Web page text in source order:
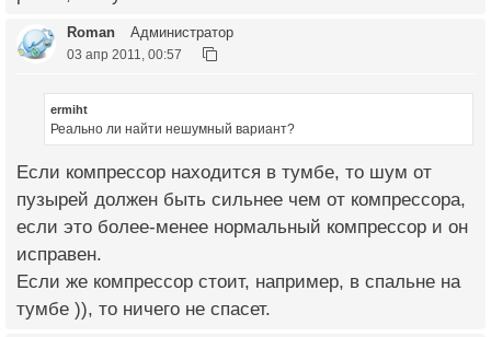
Roman Администратор
03 апр 2011, 00:57
ermiht
Реально ли найти нешумный вариант?
Если компрессор находится в тумбе, то шум от
пузырей должен быть сильнее чем от компрессора,
если это более-менее нормальный компрессор и он
исправен.
Если же компрессор стоит, например, в спальне на
тумбе )), то ничего не спасет.